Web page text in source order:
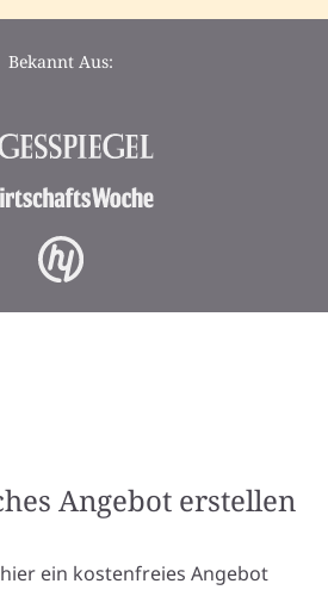
Bekannt Aus:
Angebot erstellen
ein kostenfreies Angebot